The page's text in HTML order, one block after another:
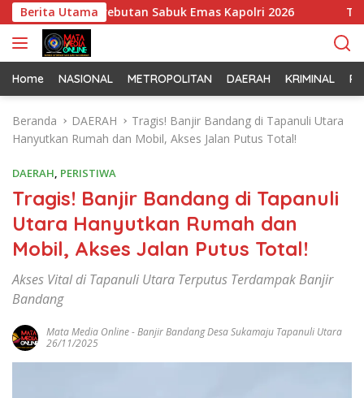
a
g
u
Berita Utama
Perebutan Sabuk Emas Kapolri 2026 Tim
Home NASIONAL METROPOLITAN DAERAH KRIMINAL
Beranda DAERAH
Tragis! Banjir Bandang di Tapanuli Utara
Hanyutkan Rumah dan Mobil, Akses Jalan Putus Total!
DAERAH, PERISTIWA
Tragis! Banjir Bandang di Tapanuli
Utara Hanyutkan Rumah dan
Mobil, Akses Jalan Putus Total!
Akses Vital di Tapanuli Utara Terputus Terdampak Banjir
Bandang
Mata Media Online-Banjir Bandang Desa Sukamaju Tapanuli Utara
26/11/2025